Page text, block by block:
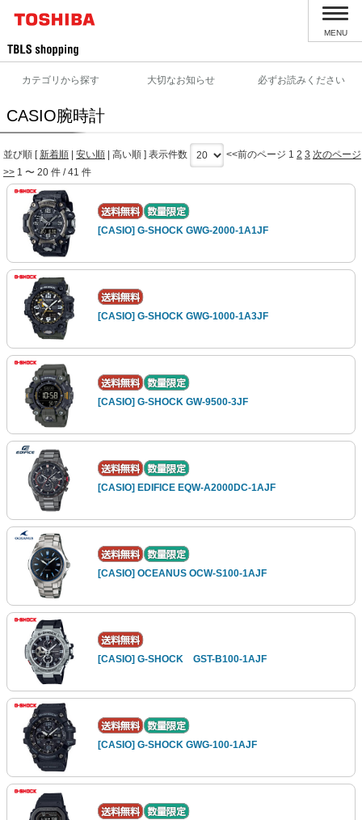
MENU
カテゴリから探す 大切なお知らせ 必ずお読みください
CASIO腕時計
並び順 [新着順 安い順 高い順 ] 表示件数 <<前のページ 1 2 3 次のページ
>> 1 〜 20 件 / 41 件
[CASIO] G-SHOCK GWG-2000-1A1JF
[CASIO] G-SHOCK GWG-1000-1A3JF
[CASIO] G-SHOCK GW-9500-3JF
[CASIO] EDIFICE EQW-A2000DC-1AJF
[CASIO] OCEANUS OCW-S100-1AJF
[CASIO] G-SHOCK GST-B100-1AJF
[CASIO] G-SHOCK GWG-100-1AJF